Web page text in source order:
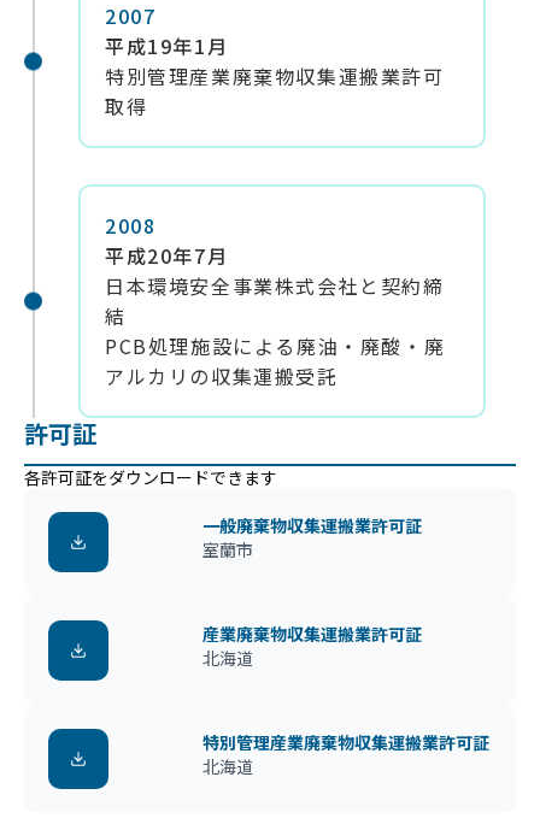
2007
平成19年1月
特別管理産業廃棄物収集運搬業許可
取得
2008
平成20年7月
日本環境安全事業株式会社と契約締
結
PCB処理施設による廃油・廃酸・廃
アルカリの収集運搬受託
許可証
各許可証をダウンロードできます
一般廃棄物収集運搬業許可証
室蘭市
産業廃棄物収集運搬業許可証
北海道
特別管理産業廃棄物収集運搬業許可証
北海道